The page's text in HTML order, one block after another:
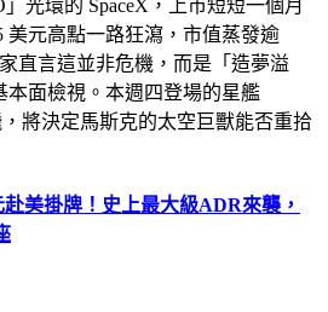
光環的 SpaceX，上市短短一個月
美元高點一路狂瀉，市值蒸發逾
直言這並非危機，而是「造夢溢
本面檢視。本週四登場的星艦
，將決定馬斯克的太空巨獸能否重拾
美掛牌！史上最大級ADR來襲，